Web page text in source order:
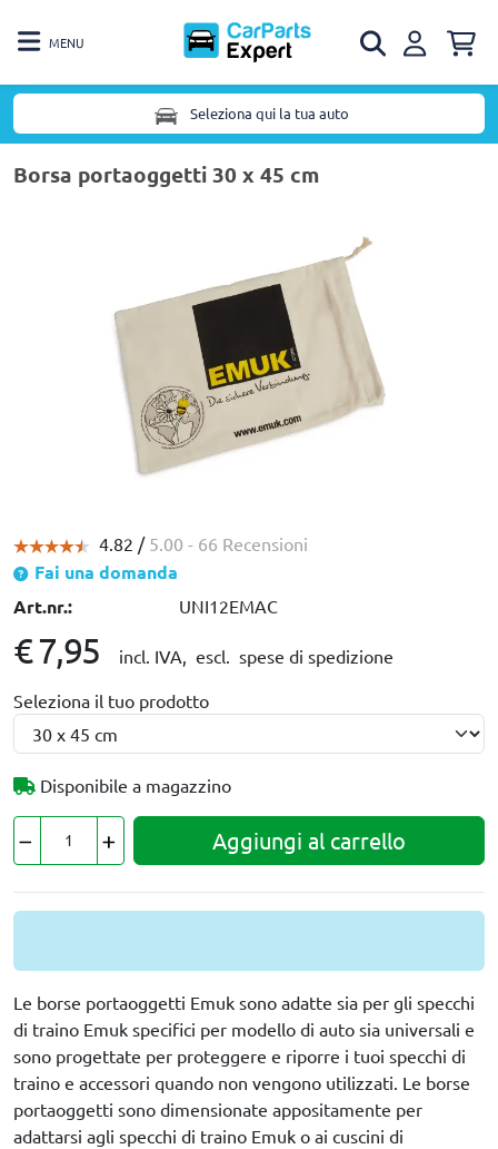
MENU
Seleziona qui la tua auto
Borsa portaoggetti 30 x 45 cm
4.82 / 5.00 - 66 Recensioni
Fai una domanda
Art.nr.:
UNI12EMAC
€ 7,95 incl. IVA,
escl. spese di spedizione
Seleziona il tuo prodotto
Disponibile a magazzino
Aggiungi al carrello
Le borse portaoggetti Emuk sono adatte sia per gli specchi
di traino Emuk specifici per modello di auto sia universali e
sono progettate per proteggere e riporre i tuoi specchi di
traino e accessori quando non vengono utilizzati. Le borse
portaoggetti sono dimensionate appositamente per
adattarsi agli specchi di traino Emuk o ai cuscini di